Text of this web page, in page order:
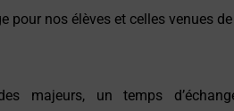
pour nos élèves et celles venues de
majeurs, un temps